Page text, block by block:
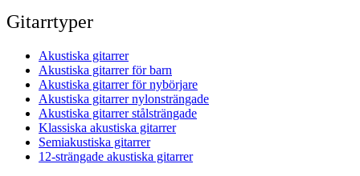
Gitarrtyper
Akustiska gitarrer
Akustiska gitarrer för barn
Akustiska gitarrer för nybörjare
Akustiska gitarrer nylonsträngade
Akustiska gitarrer stålsträngade
Klassiska akustiska gitarrer
Semiakustiska gitarrer
12-strängade akustiska gitarrer